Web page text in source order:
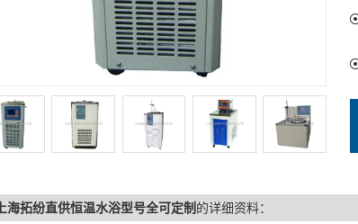
上海拓纷直供恒温水浴型号全可定制 的详细资料：